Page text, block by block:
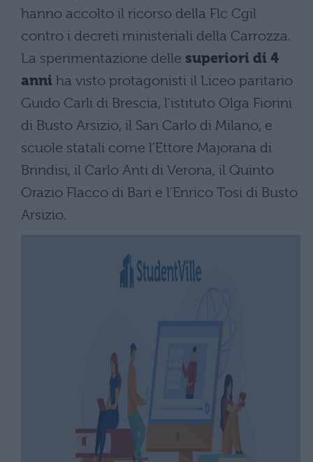
hanno accolto il ricorso della Flc Cgil
contro i decreti ministeriali della Carrozza.
La sperimentazione delle superiori di 4
anni ha visto protagonisti il Liceo paritario
Guido Carli di Brescia, l'istituto Olga Fiorini
di Busto Arsizio, il San Carlo di Milano, e
scuole statali come l'Ettore Majorana di
Brindisi, il Carlo Anti di Verona, il Quinto
Orazio Flacco di Bari e l'Enrico Tosi di Busto
Arsizio.